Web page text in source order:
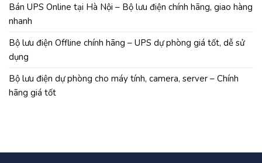
Bán UPS Online tại Hà Nội – Bộ lưu điện chính hãng, giao hàng
nhanh
Bộ lưu điện Offline chính hãng – UPS dự phòng giá tốt, dễ sử
dụng
Bộ lưu điện dự phòng cho máy tính, camera, server – Chính
hãng giá tốt